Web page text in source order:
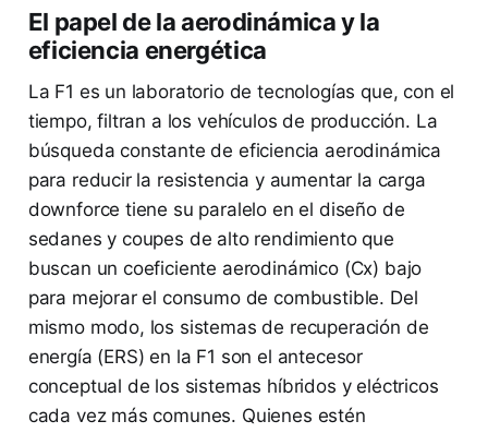
El papel de la aerodinámica y la
eficiencia energética
La F1 es un laboratorio de tecnologías que, con el
tiempo, filtran a los vehículos de producción. La
búsqueda constante de eficiencia aerodinámica
para reducir la resistencia y aumentar la carga
downforce tiene su paralelo en el diseño de
sedanes y coupes de alto rendimiento que
buscan un coeficiente aerodinámico (Cx) bajo
para mejorar el consumo de combustible. Del
mismo modo, los sistemas de recuperación de
energía (ERS) en la F1 son el antecesor
conceptual de los sistemas híbridos y eléctricos
cada vez más comunes. Quienes estén